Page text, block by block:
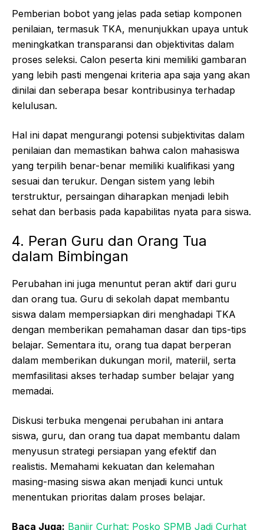
Pemberian bobot yang jelas pada setiap komponen
penilaian, termasuk TKA, menunjukkan upaya untuk
meningkatkan transparansi dan objektivitas dalam
proses seleksi. Calon peserta kini memiliki gambaran
yang lebih pasti mengenai kriteria apa saja yang akan
dinilai dan seberapa besar kontribusinya terhadap
kelulusan.
Hal ini dapat mengurangi potensi subjektivitas dalam
penilaian dan memastikan bahwa calon mahasiswa
yang terpilih benar-benar memiliki kualifikasi yang
sesuai dan terukur. Dengan sistem yang lebih
terstruktur, persaingan diharapkan menjadi lebih
sehat dan berbasis pada kapabilitas nyata para siswa.
4. Peran Guru dan Orang Tua
dalam Bimbingan
Perubahan ini juga menuntut peran aktif dari guru
dan orang tua. Guru di sekolah dapat membantu
siswa dalam mempersiapkan diri menghadapi TKA
dengan memberikan pemahaman dasar dan tips-tips
belajar. Sementara itu, orang tua dapat berperan
dalam memberikan dukungan moril, materiil, serta
memfasilitasi akses terhadap sumber belajar yang
memadai.
Diskusi terbuka mengenai perubahan ini antara
siswa, guru, dan orang tua dapat membantu dalam
menyusun strategi persiapan yang efektif dan
realistis. Memahami kekuatan dan kelemahan
masing-masing siswa akan menjadi kunci untuk
menentukan prioritas dalam proses belajar.
Baca Juga: Banjir Curhat: Posko SPMB Jadi Curhat